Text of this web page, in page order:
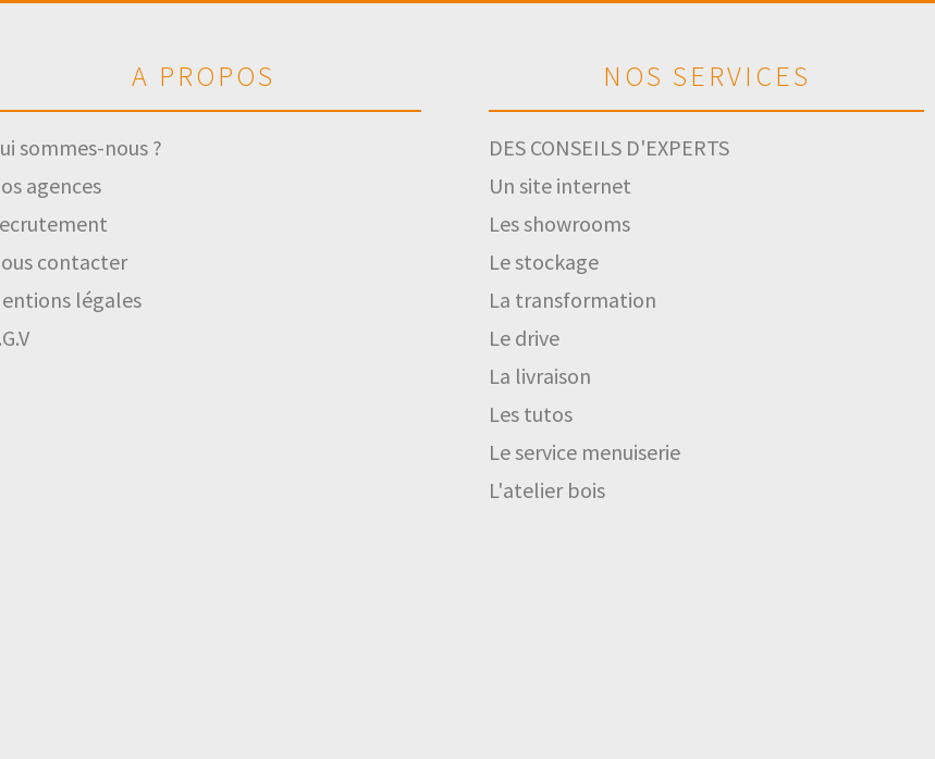
A PROPOS
sommes-nous ?
agences
contacter
légales
NOS SERVICES
DES CONSEILS D'EXPERTS
Un site internet
Les showrooms
Le stockage
La transformation
Le drive
La livraison
Les tutos
Le service menuiserie
L'atelier bois